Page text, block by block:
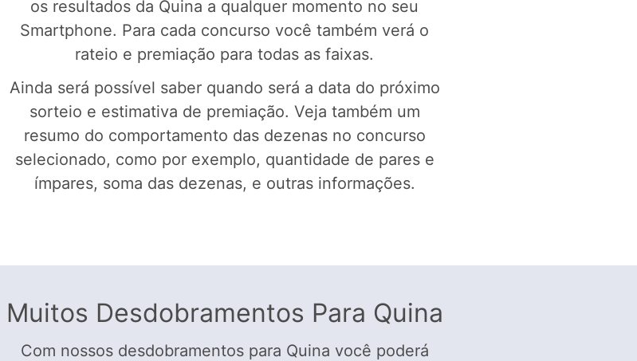
os resultados da Quina a qualquer momento no seu
Smartphone. Para cada concurso você também verá o
rateio e premiação para todas as faixas.
Ainda será possível saber quando será a data do próximo
sorteio e estimativa de premiação. Veja também um
resumo do comportamento das dezenas no concurso
selecionado, como por exemplo, quantidade de pares e
ímpares, soma das dezenas, e outras informações.
Muitos Desdobramentos Para Quina
Com nossos desdobramentos para Quina você poderá